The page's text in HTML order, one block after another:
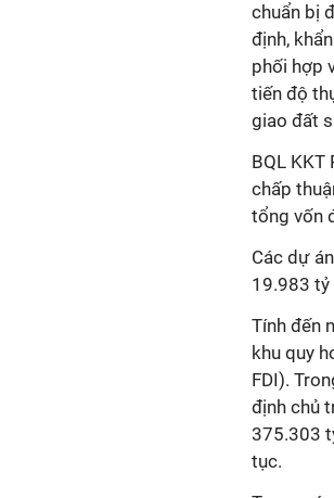
chuẩn bị
định,
phối hợp
tiến độ
giao đất
BQL KKT
chấp
tổng vốn
Các dự
19.983 tỷ
Tính đến
khu quy
FDI).
định chủ
375.303
tục.